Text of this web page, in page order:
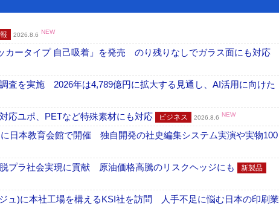
2026.8.6 NEW
ータイプ 自己吸着」を発売 のり残りなしでガラス面にも対応
を実施 2026年は4,789億円に拡大する見通し、AI活用に向けた
応ユポ、PETなど特殊素材にも対応 ビジネス 2026.8.6 NEW
日本教育会館で開催 独自開発の社史編集システム実演や実物100
プラ社会実現に貢献 原油価格高騰のリスクヘッジにも 新製品
ュ)に本社工場を構えるKSI社を訪問 人手不足に悩む日本の印刷業